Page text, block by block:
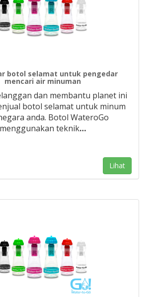
botol selamat untuk pengedar
mencari air minuman
dan membantu planet ini
botol selamat untuk minum
anda. Botol WateroGo
menggunakan teknik…
Lihat